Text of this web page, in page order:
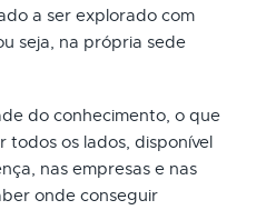
a ser explorado com
seja, na própria sede
do conhecimento, o que
os lados, disponível
nas empresas e nas
onde conseguir